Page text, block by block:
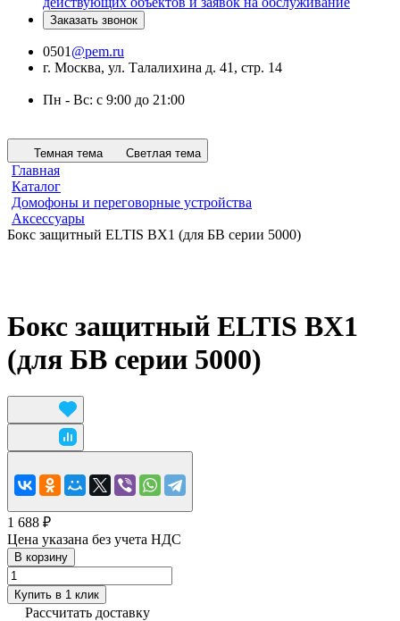
Заказать звонок
0501 @pem.ru
г. Москва, ул. Талалихина д. 41, стр. 14
Пн - Вс: с 9:00 до 21:00
Темная тема Светлая тема
Главная
Каталог
Домофоны и переговорные устройства
Аксессуары
Бокс защитный ELTIS BX1 (для БВ серии 5000)
Бокс защитный ELTIS BX1
(для БВ серии 5000)
1 688 ₽
Цена указана без учета НДС
В корзину
Купить в 1 клик
Рассчитать доставку